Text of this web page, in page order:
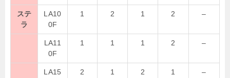
ステ
ラ
LA10
0F
1 2 1 2 –
LA11
0F
1 1 1 2 –
LA15
2 1 2 1 –